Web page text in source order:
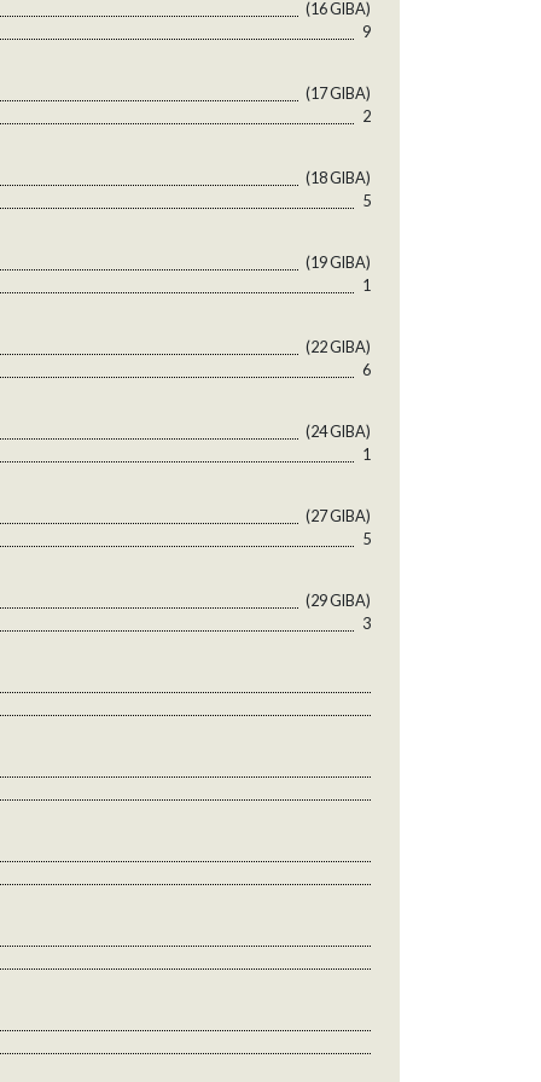
(16 GlBA)
9
(17 GlBA)
2
(18 GlBA)
5
(19 GlBA)
1
(22 GlBA)
6
(24 GlBA)
1
(27 GlBA)
5
(29 GlBA)
3